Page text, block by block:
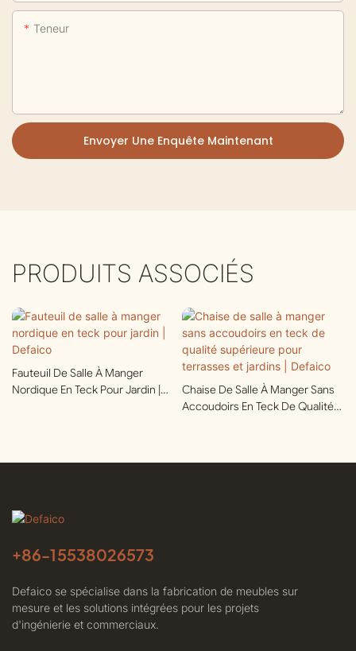
Teneur
Envoyer Une Enquête Maintenant
PRODUITS ASSOCIÉS
Fauteuil De Salle À Manger
Nordique En Teck Pour Jardin |
Chaise De Salle À Manger Sans
Accoudoirs En Teck De Qualité
+86-15538026573
Defaico se spécialise dans la fabrication de meubles sur
mesure et les solutions intégrées pour les projets
d'ingénierie et commerciaux.